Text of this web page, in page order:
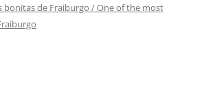
bonitas de Fraiburgo / One of the most